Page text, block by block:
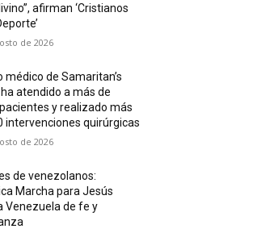
afirman ‘Cristianos
de 2026
médico de Samaritan’s
atendido a más de
y realizado más
intervenciones quirúrgicas
de 2026
de venezolanos:
Marcha para Jesús
Venezuela de fe y